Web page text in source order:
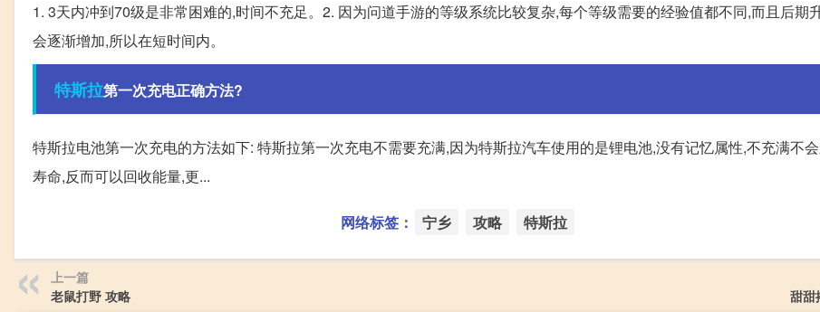
1. 3天内冲到70级是非常困难的,时间不充足。2. 因为问道手游的等级系统比较复杂,每个等级需要的经验值都不同,而且后期
会逐渐增加,所以在短时间内。
特斯拉第一次充电正确方法?
特斯拉电池第一次充电的方法如下: 特斯拉第一次充电不需要充满,因为特斯拉汽车使用的是锂电池,没有记忆属性,不充满不
寿命,反而可以回收能量,更...
网络标签： 宁乡 攻略 特斯拉
上一篇
老鼠打野 攻略
甜甜